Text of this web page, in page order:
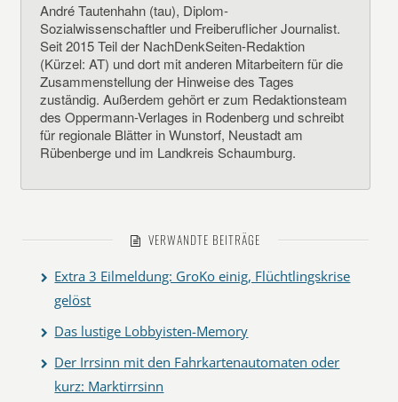
André Tautenhahn (tau), Diplom-
Sozialwissenschaftler und Freiberuflicher Journalist.
Seit 2015 Teil der NachDenkSeiten-Redaktion
(Kürzel: AT) und dort mit anderen Mitarbeitern für die
Zusammenstellung der Hinweise des Tages
zuständig. Außerdem gehört er zum Redaktionsteam
des Oppermann-Verlages in Rodenberg und schreibt
für regionale Blätter in Wunstorf, Neustadt am
Rübenberge und im Landkreis Schaumburg.
VERWANDTE BEITRÄGE
Extra 3 Eilmeldung: GroKo einig, Flüchtlingskrise
gelöst
Das lustige Lobbyisten-Memory
Der Irrsinn mit den Fahrkartenautomaten oder
kurz: Marktirrsinn